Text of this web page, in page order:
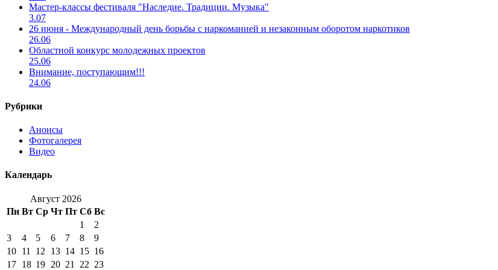
Мастер-классы фестиваля "Наследие. Традиции. Музыка"
3.07
26 июня - Международный день борьбы с наркоманией и незаконным оборотом наркотиков
26.06
Областной конкурс молодежных проектов
25.06
Внимание, поступающим!!!
24.06
Рубрики
Анонсы
Фотогалерея
Видео
Календарь
Август 2026
Пн Вт Ср Чт Пт Сб Вс
1
2
3
4 5 6 7 8
9
10 11 12 13 14 15 16
17 18 19 20 21 22 23